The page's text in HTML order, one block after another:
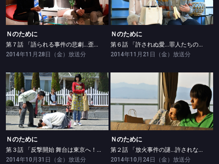
Ｎのために
第７話 「語られる事件の悲劇…歪んだ愛の代償」
2014年11月28日（金）放送分
第６話 「許されぬ愛…罪人たちの悲しい告白」
Ｎのために
第６話 「許されぬ愛…罪人たちの悲しい告白」
2014年11月21日（金）放送分
Ｎのために
第３話 「反撃開始 舞台は東京へ！運命の出会い」
Ｎのために
第３話 「反撃開始 舞台は東京へ！運命の出会い」
2014年10月31日（金）放送分
Ｎのために
Ｎのために
第２話 「放火事件の謎…許されない罪の共有」
2014年10月24日（金）放送分